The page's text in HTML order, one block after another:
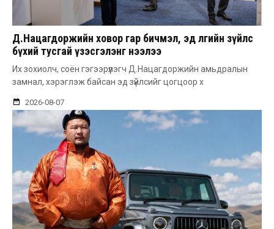
Д.Нацагдоржийн ховор гар бичмэл, эд өлгийн зүйлс
бүхий тусгай үзэсгэлэнг нээлээ
Их зохиолч, соён гэгээрүүлэгч Д.Нацагдоржийн амьдралын
замнал, хэрэглэж байсан эд зүйлсийг цогцоор х
2026-08-07